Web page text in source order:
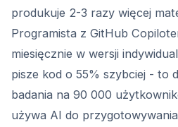
produkuje 2-3 razy więcej
Programista z GitHub
miesięcznie w wersji
pisze kod o 55% szybciej - to
badania na 90 000
używa AI do